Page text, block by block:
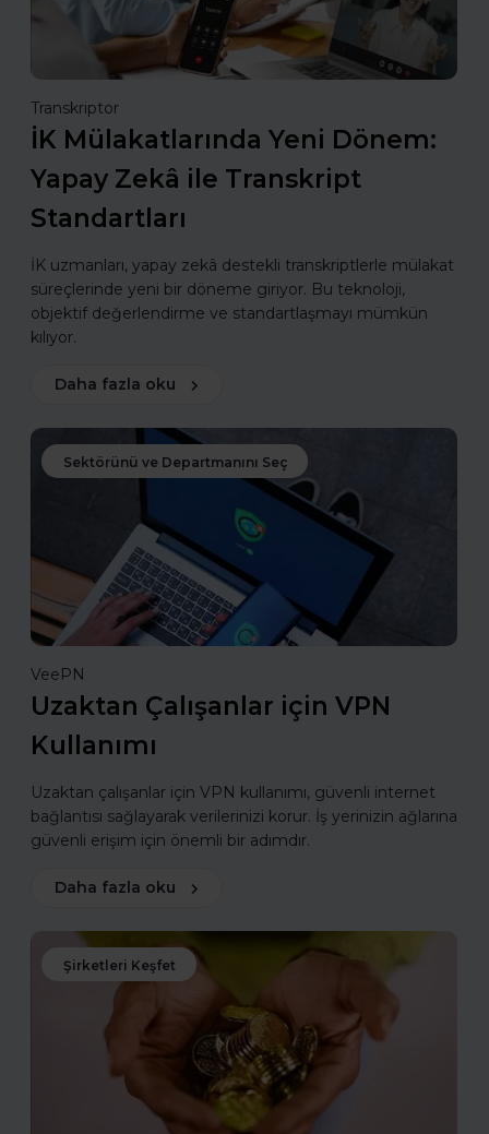
Transkriptor
İK Mülakatlarında Yeni Dönem:
Yapay Zekâ ile Transkript
Standartları
İK uzmanları, yapay zekâ destekli transkriptlerle mülakat
süreçlerinde yeni bir döneme giriyor. Bu teknoloji,
objektif değerlendirme ve standartlaşmayı mümkün
kılıyor.
Daha fazla oku
Sektörünü ve Departmanını Seç
VeePN
Uzaktan Çalışanlar için VPN
Kullanımı
Uzaktan çalışanlar için VPN kullanımı, güvenli internet
bağlantısı sağlayarak verilerinizi korur. İş yerinizin ağlarına
güvenli erişim için önemli bir adımdır.
Daha fazla oku
Şirketleri Keşfet